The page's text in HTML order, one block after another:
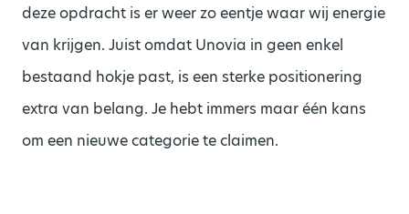
deze opdracht is er weer zo eentje waar wij energie
van krijgen. Juist omdat Unovia in geen enkel
bestaand hokje past, is een sterke positionering
extra van belang. Je hebt immers maar één kans
om een nieuwe categorie te claimen.